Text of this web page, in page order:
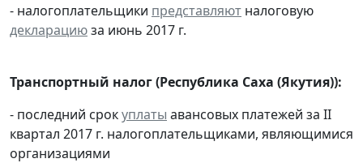
- налогоплательщики представляют налоговую
декларациюза июнь 2017 г.
Транспортный налог (Республика Саха (Якутия)):
- последний срокуплаты авансовых платежей за II
квартал 2017 г. налогоплательщиками, являющимися
организациями